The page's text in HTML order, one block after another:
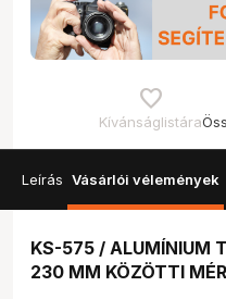
Kívánságlistára
Leírás Vásárlói vélemények
KS-575 / ALUMÍNIUM
230 MM KÖZÖTTI